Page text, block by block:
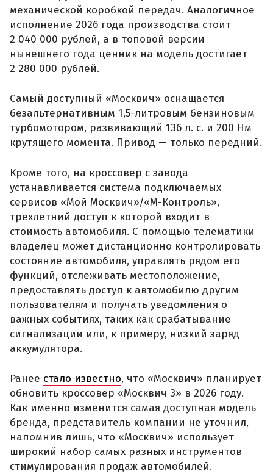
механической коробкой передач. Аналогичное
исполнение 2026 года производства стоит
2 040 000 рублей, а в топовой версии
нынешнего года ценник на модель достигает
2 280 000 рублей.
Самый доступный «Москвич» оснащается
безальтернативным 1,5-литровым бензиновым
турбомотором, развивающий 136 л. с. и 200 Нм
крутящего момента. Привод — только передний.
Кроме того, на кроссовер с завода
устанавливается система подключаемых
сервисов «Мой Москвич»/«М-Контроль»,
трехлетний доступ к которой входит в
стоимость автомобиля. С помощью телематики
владелец может дистанционно контролировать
состояние автомобиля, управлять рядом его
функций, отслеживать местоположение,
предоставлять доступ к автомобилю другим
пользователям и получать уведомления о
важных событиях, таких как срабатывание
сигнализации или, к примеру, низкий заряд
аккумулятора.
Ранее стало известно, что «Москвич» планирует
обновить кроссовер «Москвич 3» в 2026 году.
Как именно изменится самая доступная модель
бренда, представитель компании не уточнил,
напомнив лишь, что «Москвич» использует
широкий набор самых разных инструментов
стимулирования продаж автомобилей.